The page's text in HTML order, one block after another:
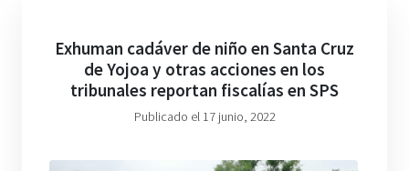
Exhuman cadáver de niño en Santa Cruz
de Yojoa y otras acciones en los
tribunales reportan fiscalías en SPS
Publicado el 17 junio, 2022